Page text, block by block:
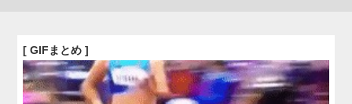
[ GIFまとめ ]